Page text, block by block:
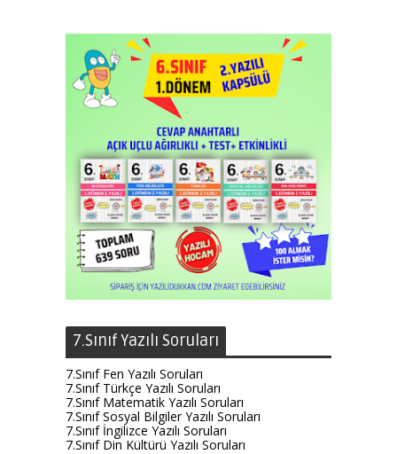
7.Sınıf Yazılı Soruları
7.Sınıf Fen Yazılı Soruları
7.Sınıf Türkçe Yazılı Soruları
7.Sınıf Matematik Yazılı Soruları
7.Sınıf Sosyal Bilgiler Yazılı Soruları
7.Sınıf İngilizce Yazılı Soruları
7.Sınıf Din Kültürü Yazılı Soruları